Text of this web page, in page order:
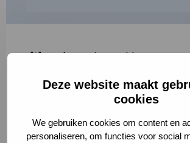
Deze website maakt
cookies
We gebruiken cookies om content en
personaliseren, om functies voor social
"*" geeft vereiste velden aan
2